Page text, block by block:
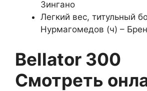
Зингано
Легкий вес, титульный
Нурмагомедов (ч) –
Bellator 300
Смотреть